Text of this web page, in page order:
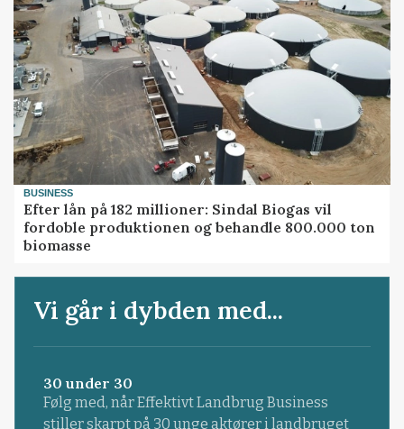
BUSINESS
Efter lån på 182 millioner: Sindal Biogas vil
fordoble produktionen og behandle 800.000 ton
biomasse
Vi går i dybden med...
30 under 30
Følg med, når Effektivt Landbrug Business
stiller skarpt på 30 unge aktører i landbruget